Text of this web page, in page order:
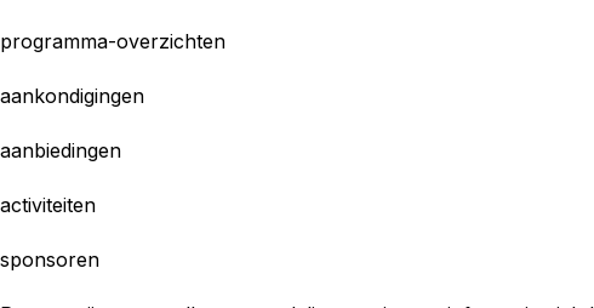
programma-overzichten
aankondigingen
aanbiedingen
activiteiten
sponsoren